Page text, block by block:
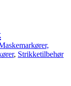
, Strikketilbehør